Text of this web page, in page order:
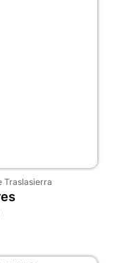
Traslasierra